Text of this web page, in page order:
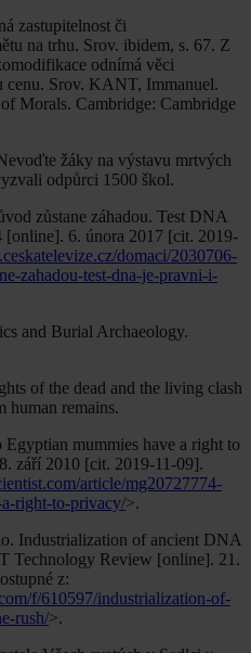
zastupitelnost či
na trhu. Srov. ibidem, s. 67. Z
odnímá věci
cenu. Srov. KANT, Immanuel.
Morals. Cambridge: Cambridge
žáky na výstavu mrtvých
odpůrci 1500 škol.
zůstane záhadou. Test DNA
6. února 2017 [cit. 2019-
domaci/2030706-
zahadou-test-dna-je-pravni-i-
and Burial Archaeology.
of the dead and the living clash
human remains.
mummies have a right to
září 2010 [cit. 2019-11-09].
article/mg20727774-
right-to-privacy/>.
Industrialization of ancient DNA
Technology Review [online]. 21.
z:
f/610597/industrialization-of-
rush/>.